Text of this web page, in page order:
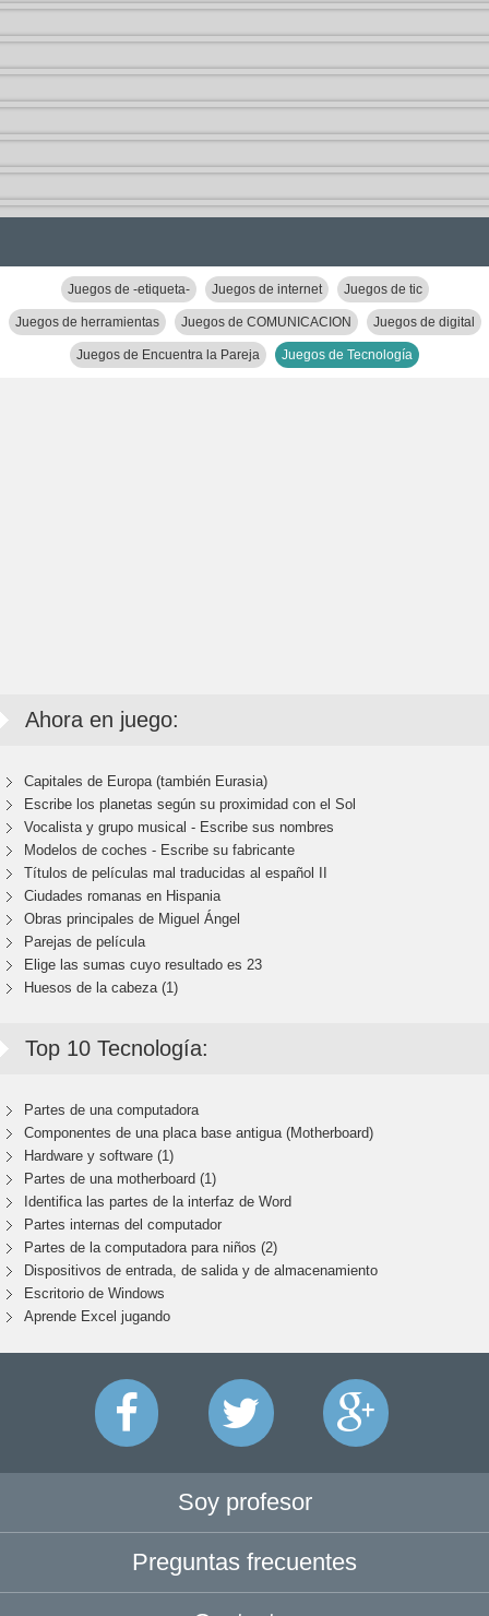
Juegos de -etiqueta- Juegos de internet Juegos de tic
Juegos de herramientas Juegos de COMUNICACION Juegos de digital
Juegos de Encuentra la Pareja Juegos de Tecnología
Ahora en juego:
Capitales de Europa (también Eurasia)
Escribe los planetas según su proximidad con el Sol
Vocalista y grupo musical - Escribe sus nombres
Modelos de coches - Escribe su fabricante
Títulos de películas mal traducidas al español II
Ciudades romanas en Hispania
Obras principales de Miguel Ángel
Parejas de película
Elige las sumas cuyo resultado es 23
Huesos de la cabeza (1)
Top 10 Tecnología:
Partes de una computadora
Componentes de una placa base antigua (Motherboard)
Hardware y software (1)
Partes de una motherboard (1)
Identifica las partes de la interfaz de Word
Partes internas del computador
Partes de la computadora para niños (2)
Dispositivos de entrada, de salida y de almacenamiento
Escritorio de Windows
Aprende Excel jugando
Soy profesor
Preguntas frecuentes